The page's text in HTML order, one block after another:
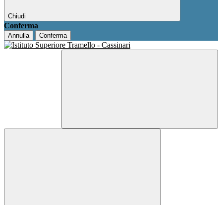
Chiudi
Conferma
Annulla Conferma